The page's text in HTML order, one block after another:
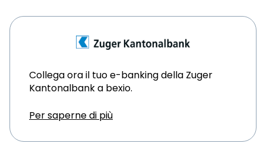
Collega ora il tuo e-banking della Zuger
Kantonalbank a bexio.
Per saperne di più